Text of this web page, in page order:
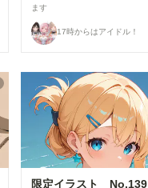
ます
17時からはアイドル！
限定イラスト No.139